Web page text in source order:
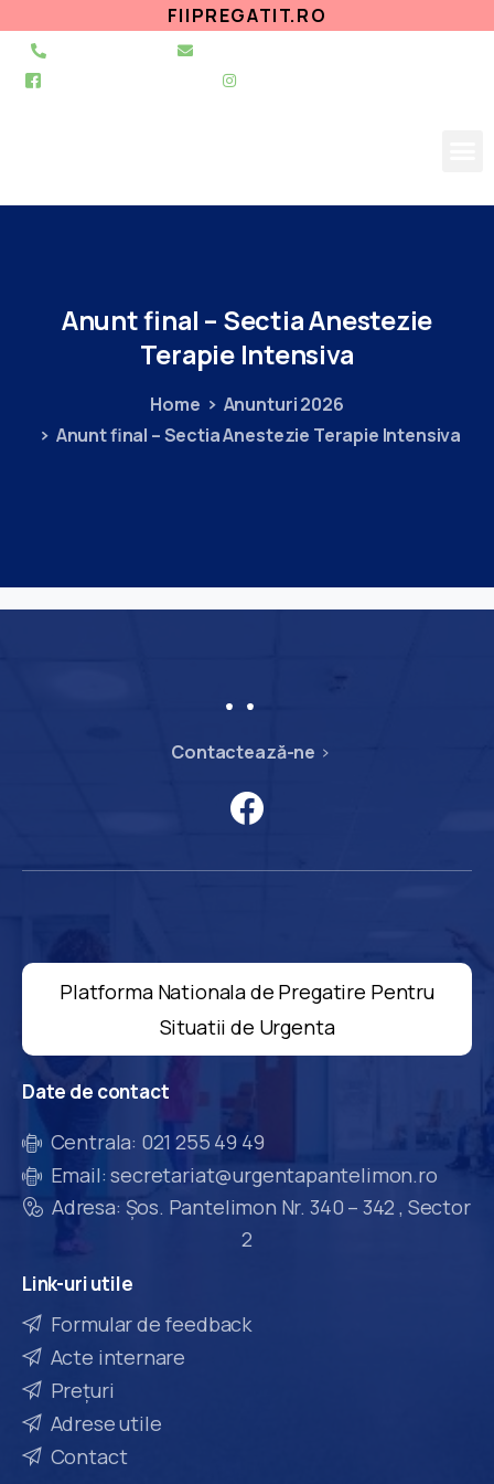
FIIPREGATIT.RO
Anuntfinal – SectiaAnestezie
Terapie Intensiva
Home
Anunturi 2026
Anunt final – Sectia Anestezie Terapie Intensiva
Contactează-ne
Platforma Nationala de Pregatire Pentru
Situatii de Urgenta
Datede contact
Centrala: 021 255 49 49
Email: secretariat@urgentapantelimon.ro
Adresa: Șos. Pantelimon Nr. 340 – 342 , Sector
2
Link-uriutile
Formular de feedback
Acte internare
Prețuri
Adrese utile
Contact